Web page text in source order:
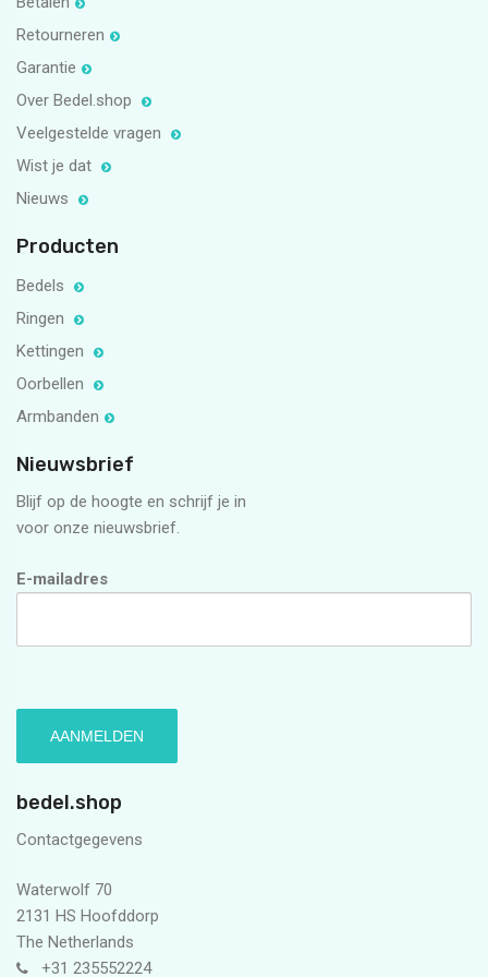
Retourneren
Garantie
Over Bedel.shop
Veelgestelde vragen
Wist je dat
Nieuws
Producten
Bedels
Ringen
Kettingen
Oorbellen
Armbanden
Nieuwsbrief
Blijf op de hoogte en schrijf je in
voor onze nieuwsbrief.
E-mailadres
bedel.shop
Contactgegevens
Waterwolf 70
2131 HS Hoofddorp
The Netherlands
+31 235552224